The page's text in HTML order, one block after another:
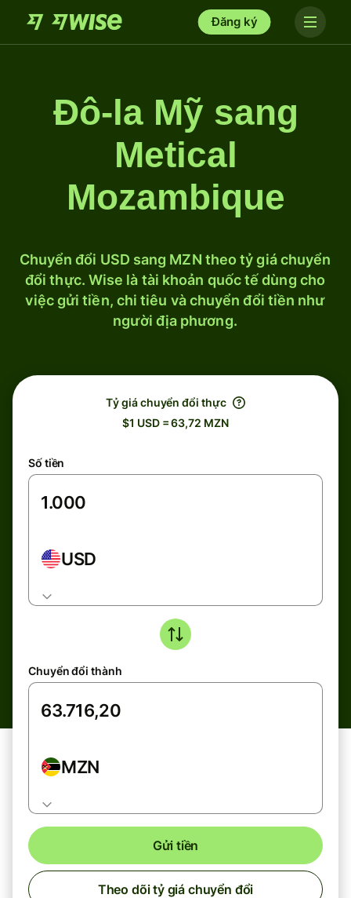
Đăng ký
Đô-la Mỹ sang
Metical
Mozambique
Chuyển đổi USD sang MZN theo tỷ giá chuyển
đổi thực. Wise là tài khoản quốc tế dùng cho
việc gửi tiền, chi tiêu và chuyển đổi tiền như
người địa phương.
Tỷ giá chuyển đổi thực
$1 USD = 63,72 MZN
Số tiền
USD
Chuyển đổi thành
MZN
Gửi tiền
Theo dõi tỷ giá chuyển đổi